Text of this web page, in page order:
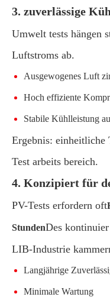
3. zuverlässige
Umwelt tests hängen
Luftstroms ab.
Ausgewogenes Luft
Hoch effiziente
Stabile Kühlleistung
Ergebnis: einheitliche
Test arbeits bereich.
4. Konzipiert für
PV-Tests erfordern oft
StundenDes
LIB-Industrie
Langjährige
Minimale Wartung